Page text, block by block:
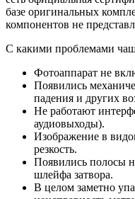
базе оригинальных
компонентов не
С какими проблемами
Фотоаппарат не
Появились
падения и других
Не работают
аудиовыходы).
Изображение в
резкость.
Появились полосы
шлейфа затвора.
В целом заметно